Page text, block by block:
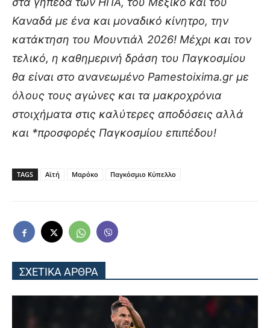
Καναδά με ένα και μοναδικό κίνητρο, την
κατάκτηση του Μουντιάλ 2026! Μέχρι και τον
τελικό, η καθημερινή δράση του Παγκοσμίου
θα είναι στο ανανεωμένο Pamestoixima.gr με
όλους τους αγώνες και τα μακροχρόνια
στοιχήματα στις καλύτερες αποδόσεις αλλά
και *προσφορές Παγκοσμίου επιπέδου!
TAGS Αϊτή Μαρόκο Παγκόσμιο Κύπελλο
ΣΧΕΤΙΚΑ ΑΡΘΡΑ